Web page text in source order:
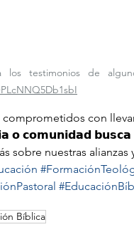
los testimonios de
comprometidos con
𝗼 𝗰𝗼𝗺𝘂𝗻𝗶𝗱𝗮𝗱 𝗯𝘂𝘀𝗰𝗮
sobre nuestras
Bíblica